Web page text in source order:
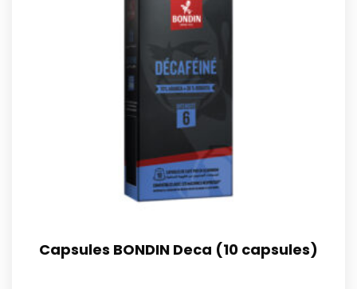
Capsules BONDIN Deca (10 capsules)